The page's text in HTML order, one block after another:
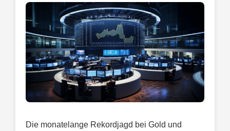
Die monatelange Rekordjagd bei Gold und